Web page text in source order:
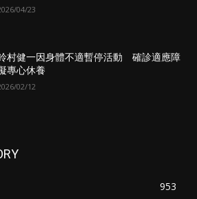
04/23
村健一因身體不適暫停活動 確診適應障
專心休養
02/12
953